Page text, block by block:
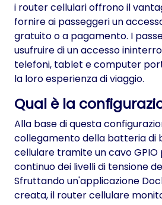
i router cellulari offrono il
fornire ai passeggeri un
gratuito o a pagamento. I
usufruire di un accesso
telefoni, tablet e computer
la loro esperienza di viaggio.
Qual è la
Alla base di questa
collegamento della batteria di
cellulare tramite un cavo
continuo dei livelli di tensione
Sfruttando un'applicazione
creata, il router cellulare